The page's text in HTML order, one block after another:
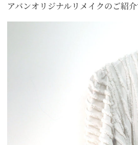
アバンオリジナルリメイクのご紹